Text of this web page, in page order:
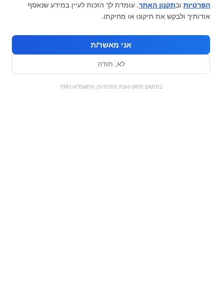
כל המוצרים
0
הקניות שלי מבצעים
הפרטיות ובתקנון האתר. עומדת לך הזכות לעיין במידע שנאסף
אודותיך ולבקש את תיקונו או מחיקתו.
אני מאשר/ת
לא, תודה
בהתאם לחוק הגנת הפרטיות, התשמ"א-1981